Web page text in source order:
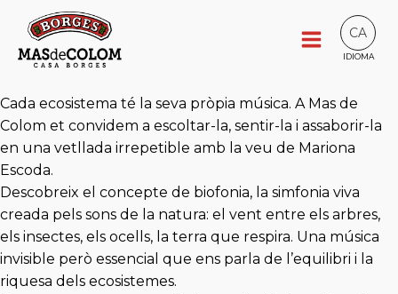
CA
IDIOMA
Cada ecosistema té la seva pròpia música. A Mas de
Colom et convidem a escoltar-la, sentir-la i assaborir-la
en una vetllada irrepetible amb la veu de Mariona
Escoda.
Descobreix el concepte de biofonia, la simfonia viva
creada pels sons de la natura: el vent entre els arbres,
els insectes, els ocells, la terra que respira. Una música
invisible però essencial que ens parla de l’equilibri i la
riquesa dels ecosistemes.